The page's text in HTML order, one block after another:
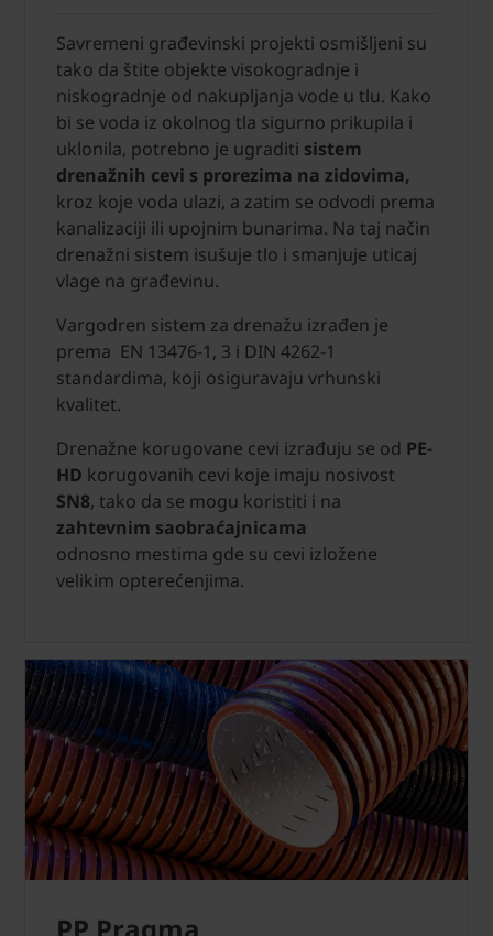
Savremeni građevinski projekti osmišljeni su
tako da štite objekte visokogradnje i
niskogradnje od nakupljanja vode u tlu. Kako
bi se voda iz okolnog tla sigurno prikupila i
uklonila, potrebno je ugraditi sistem
drenažnih cevi s prorezima na zidovima,
kroz koje voda ulazi, a zatim se odvodi prema
kanalizaciji ili upojnim bunarima. Na taj način
drenažni sistem isušuje tlo i smanjuje uticaj
vlage na građevinu.
Vargodren sistem za drenažu izrađen je
prema EN 13476-1, 3 i DIN 4262-1
standardima, koji osiguravaju vrhunski
kvalitet.
Drenažne korugovane cevi izrađuju se od PE-
HD korugovanih cevi koje imaju nosivost
SN8, tako da se mogu koristiti i na
zahtevnim saobraćajnicama
odnosno mestima gde su cevi izložene
velikim opterećenjima.